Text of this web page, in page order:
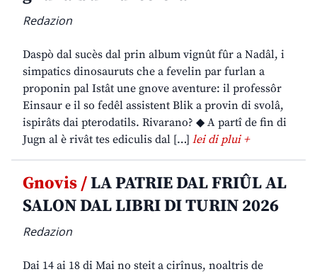
Redazion
Daspò dal sucès dal prin album vignût fûr a Nadâl, i
simpatics dinosauruts che a fevelin par furlan a
proponin pal Istât une gnove aventure: il professôr
Einsaur e il so fedêl assistent Blik a provin di svolâ,
ispirâts dai pterodatils. Rivarano? ◆ A partî de fin di
Jugn al è rivât tes ediculis dal […] lei di plui +
Gnovis /LA PATRIE DAL FRIÛL AL
SALON DAL LIBRI DI TURIN 2026
Redazion
Dai 14 ai 18 di Mai no steit a cirînus, noaltris de